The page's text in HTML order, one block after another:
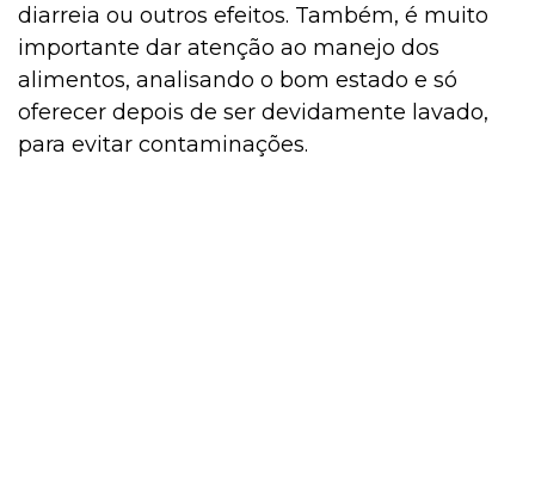
diarreia ou outros efeitos. Também, é muito
importante dar atenção ao manejo dos
alimentos, analisando o bom estado e só
oferecer depois de ser devidamente lavado,
para evitar contaminações.